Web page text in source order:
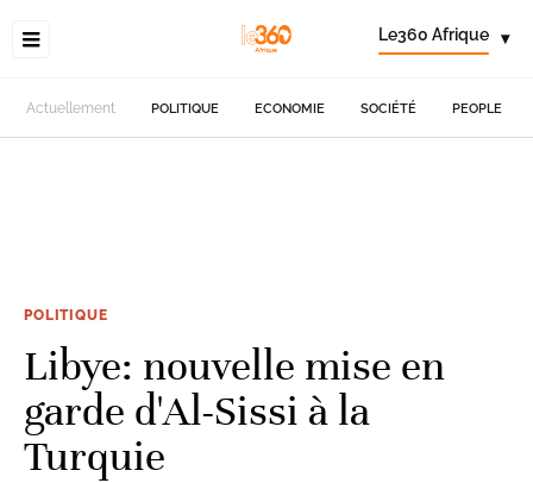
Le360 Afrique ▾
Actuellement POLITIQUE ECONOMIE SOCIÉTÉ PEOPLE
POLITIQUE
Libye: nouvelle mise en
garde d'Al-Sissi à la
Turquie